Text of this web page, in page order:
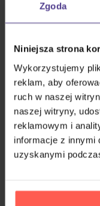
Zgoda
Niniejsza strona
Wykorzystujemy
reklam, aby
ruch w naszej
naszej witryny,
reklamowym i
informacje z innymi
uzyskanymi
PODOBNI
(G)I-DLE
*NSYNC